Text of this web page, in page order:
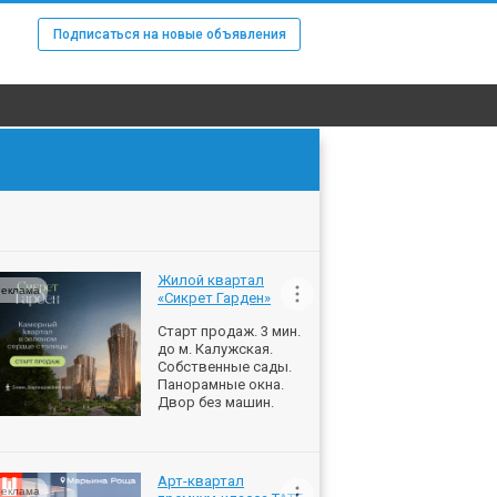
Подписаться на новые объявления
Жилой квартал
«Сикрет Гарден»
Старт продаж. 3 мин.
до м. Калужская.
Собственные сады.
Панорамные окна.
Двор без машин.
Арт-квартал